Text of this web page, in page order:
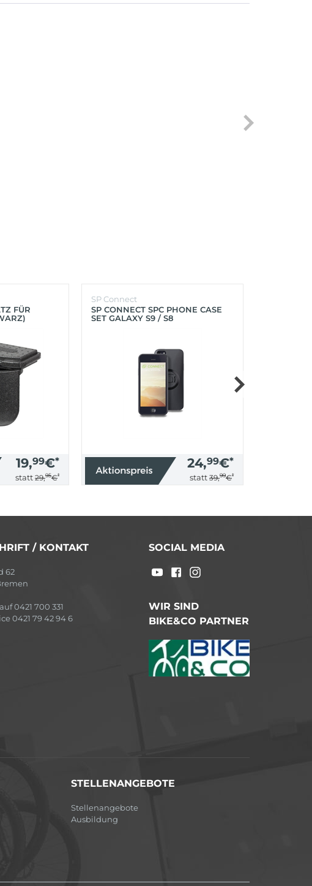
FÜR
19,99€*
statt 29,95€*
SP Connect
SP CONNECT SPC PHONE CASE
SET GALAXY S9 / S8
24,99€*
statt 39,99€*
/ KONTAKT
62
0421 700 331
0421 79 42 94 6
SOCIAL MEDIA
WIR SIND
BIKE&CO PARTNER
STELLENANGEBOTE
Stellenangebote
Ausbildung